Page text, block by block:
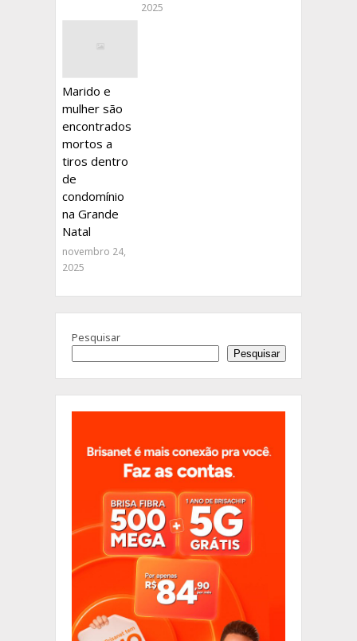
2025
Marido e
mulher são
encontrados
mortos a
tiros dentro
de
condomínio
na Grande
Natal
novembro 24,
2025
Pesquisar
Pesquisar